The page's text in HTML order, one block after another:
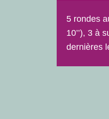
5 rondes
10’’), 3 à
dernières